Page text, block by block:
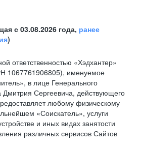
с 03.08.2026 года, ранее
)
ответственностью «Хэдхантер»
1067761906805), именуемое
в лице Генерального
Дмитрия Сергеевича, действующего
любому физическому
«Соискатель», услуги
и иных видах занятости
различных сервисов Сайтов